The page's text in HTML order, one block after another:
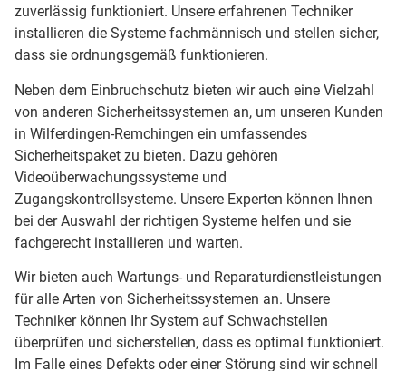
zuverlässig funktioniert. Unsere erfahrenen Techniker
installieren die Systeme fachmännisch und stellen sicher,
dass sie ordnungsgemäß funktionieren.
Neben dem Einbruchschutz bieten wir auch eine Vielzahl
von anderen Sicherheitssystemen an, um unseren Kunden
in Wilferdingen-Remchingen ein umfassendes
Sicherheitspaket zu bieten. Dazu gehören
Videoüberwachungssysteme und
Zugangskontrollsysteme. Unsere Experten können Ihnen
bei der Auswahl der richtigen Systeme helfen und sie
fachgerecht installieren und warten.
Wir bieten auch Wartungs- und Reparaturdienstleistungen
für alle Arten von Sicherheitssystemen an. Unsere
Techniker können Ihr System auf Schwachstellen
überprüfen und sicherstellen, dass es optimal funktioniert.
Im Falle eines Defekts oder einer Störung sind wir schnell